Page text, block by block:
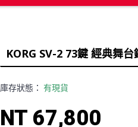
KORG SV-2 73鍵 經典舞
庫存狀態： 有現貨
NT 67,800